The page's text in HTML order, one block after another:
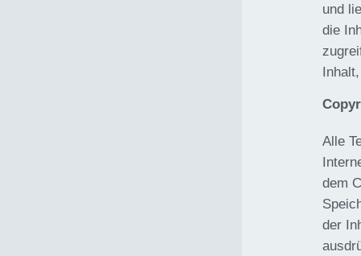
und
die
Alle
dem
der